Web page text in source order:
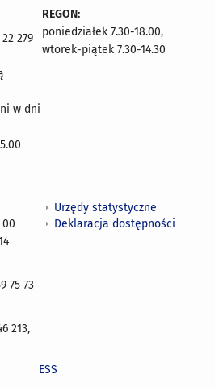
279
w dni
REGON:
poniedziałek 7.30-18.00,
wtorek-piątek 7.30-14.30
00
75 73
213,
Urzędy statystyczne
Deklaracja dostępności
ESS